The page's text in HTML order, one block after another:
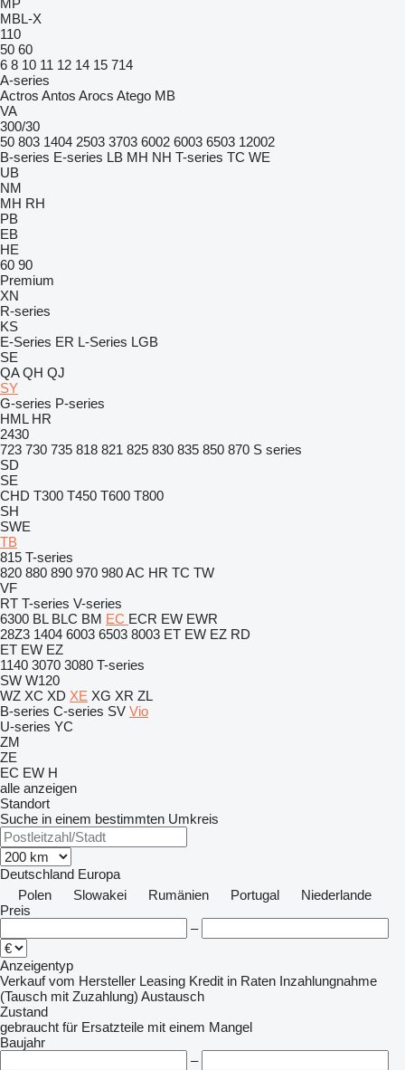
MP
MBL-X
110
50 60
6 8 10 11 12 14 15 714
A-series
Actros Antos Arocs Atego MB
VA
300/30
50 803 1404 2503 3703 6002 6003 6503 12002
B-series E-series LB MH NH T-series TC WE
UB
NM
MH RH
PB
EB
HE
60 90
Premium
XN
R-series
KS
E-Series ER L-Series LGB
SE
QA QH QJ
SY
G-series P-series
HML HR
2430
723 730 735 818 821 825 830 835 850 870 S series
SD
SE
CHD T300 T450 T600 T800
SH
SWE
TB
815 T-series
820 880 890 970 980AC HR TC TW
VF
RT T-series V-series
6300 BL BLC BM EC ECR EW EWR
28Z3 1404 6003 6503 8003 ET EW EZ RD
ET EW EZ
1140 3070 3080 T-series
SW W120
WZ XC XD XE XG XR ZL
B-series C-series SV Vio
U-series YC
ZM
ZE
EC EW H
alle anzeigen
Standort
Suche in einem bestimmten Umkreis
Deutschland Europa
Polen
Slowakei Rumänien Portugal
Niederlande
Preis
–
Anzeigentyp
Verkauf vom Hersteller Leasing Kredit in Raten Inzahlungnahme
(Tausch mit Zuzahlung) Austausch
Zustand
gebraucht für Ersatzteile mit einem Mangel
Baujahr
–